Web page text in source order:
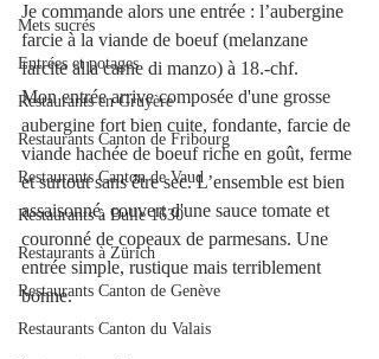
Mets sucrés
Entrées et potages
Restaurants en Gruyère
Restaurants Canton de Fribourg
Restaurants Canton de Vaud
Restaurants à Bulle 1630
Restaurants à Zürich
Restaurants Canton de Genève
Restaurants Canton du Valais
Je commande alors une entrée : l’aubergine
farcie à la viande de boeuf (melanzane
farcite alla carne di manzo) à 18.-chf.
Mon entrée arrive composée d'une grosse
aubergine fort bien cuite, fondante, farcie de
viande hachée de boeuf riche en goût, ferme
et surtout sans être sec. L’ensemble est bien
assaisonné, couvert d'une sauce tomate et
couronné de copeaux de parmesans. Une
entrée simple, rustique mais terriblement
bonne.